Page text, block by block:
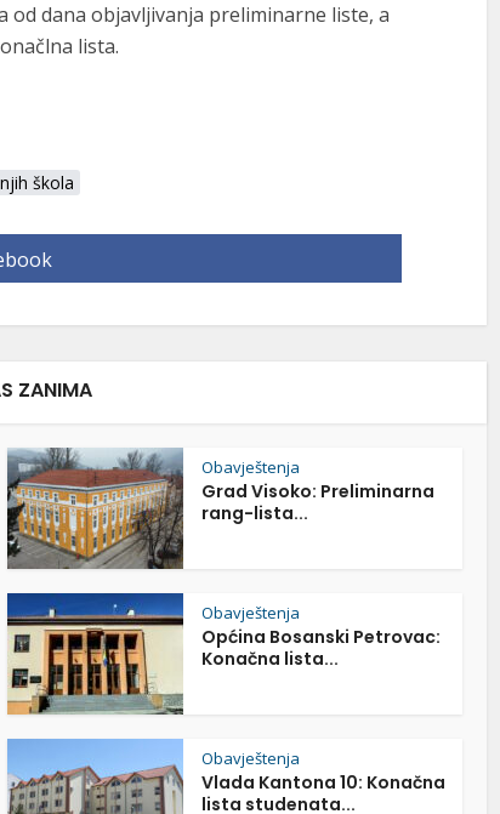
dana objavljivanja preliminarne liste, a
lista.
škola
ZANIMA
Obavještenja
Grad Visoko: Preliminarna
rang-lista...
Obavještenja
Općina Bosanski Petrovac:
Konačna lista...
Obavještenja
Vlada Kantona 10: Konačna
lista studenata...